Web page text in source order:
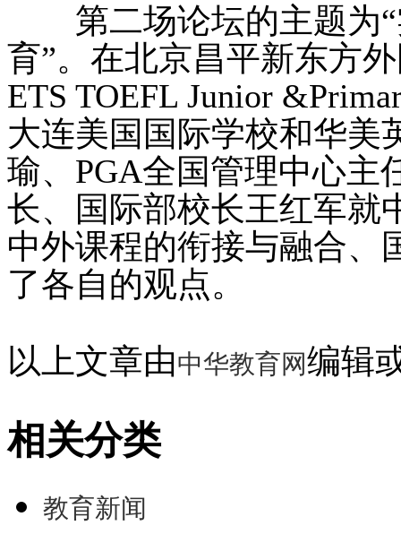
第二场论坛的主题为“
育”。在北京昌平新东方
ETS TOEFL Junior
大连美国国际学校和华美
瑜、PGA全国管理中心主
长、国际部校长王红军就
中外课程的衔接与融合、
了各自的观点。
以上文章由中华教育网编辑
相关分类
教育新闻